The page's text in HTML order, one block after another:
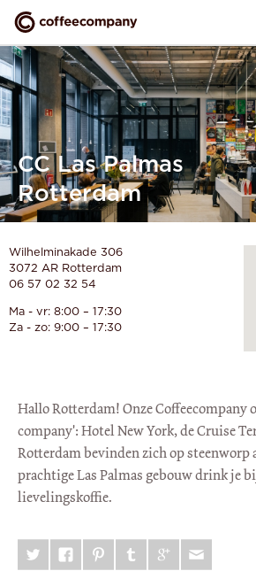
CC Las Palmas
Rotterdam
Wilhelminakade 306
3072 AR Rotterdam
06 57 02 32 54
Ma - vr: 8:00 – 17:30
Hallo Rotterdam! Onze Coffeecompany
company': Hotel New York, de Cruise
Rotterdam bevinden zich op steenworp
prachtige Las Palmas gebouw drink je
lievelingskoffie.